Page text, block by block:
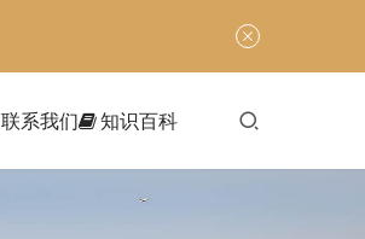
联系我们 知识百科